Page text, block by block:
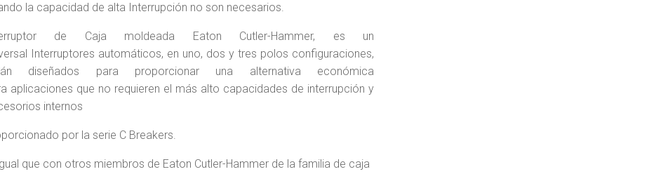
la capacidad de alta Interrupción no son necesarios.
de Caja moldeada Eaton Cutler-Hammer, es un
Interruptores automáticos, en uno, dos y tres polos configuraciones,
diseñados para proporcionar una alternativa económica
aplicaciones que no requieren el más alto capacidades de interrupción y
internos
por la serie C Breakers.
que con otros miembros de Eaton Cutler-Hammer de la familia de caja